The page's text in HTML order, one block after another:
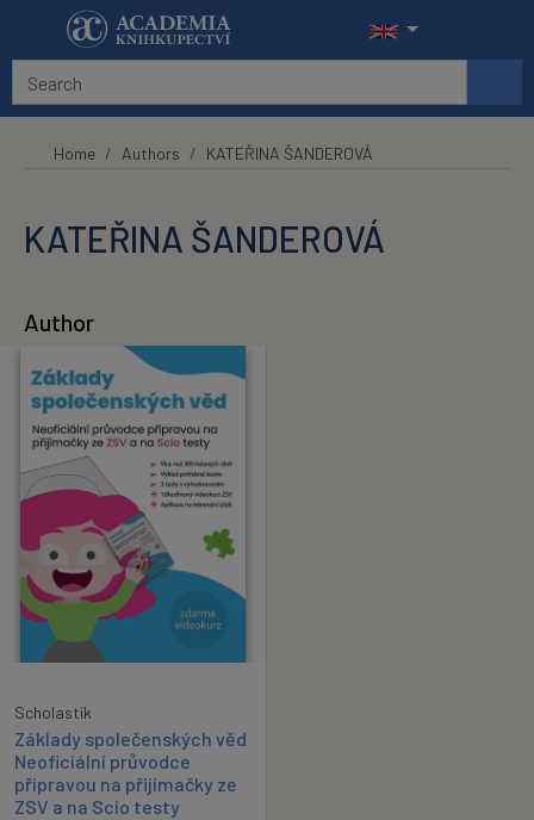
Skip to main content
Home Authors KATEŘINA ŠANDEROVÁ
KATEŘINA ŠANDEROVÁ
Author
Scholastik
Základy společenských věd
Neoficiální průvodce
přípravou na přijímačky ze
ZSV a na Scio testy